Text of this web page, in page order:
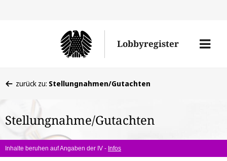
Lobbyregister
Menü
befinden
hier:
zurück zu: Stellungnahmen/Gutachten
Stellungnahme/Gutachten
Inhalte beruhen auf Angaben der IV - Infos